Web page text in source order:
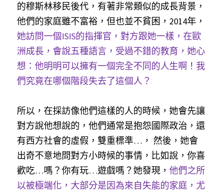
的穆斯林移民後代，有著非常類似的成長背景，
他們的家庭雖不富裕，但也並不貧困，2014年，
她訪問一個ISIS的指揮官，對方跟她一樣，在歐
洲成長，會說五種語言，受過不錯的教育，她心
想：他明明可以擁有一個完全不同的人生啊！我
們究竟在哪個階段失去了這個人？
所以，在採訪像他們這樣的人的時候，她會先讓
對方說他想說的，他們通常是抱怨國際政治，還
有西方社會的虛假，雙重標準…， 然後，她會
出奇不意地問對方小時候的事情，比如說，你喜
歡吃…嗎？你有玩…遊戲嗎？她發現， 他們之所
以被極端化，大部分是因為來自失能的家庭，尤